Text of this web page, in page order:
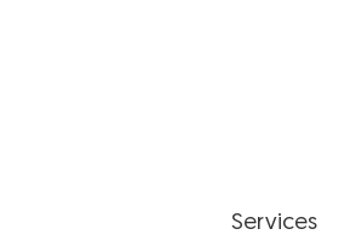
Services